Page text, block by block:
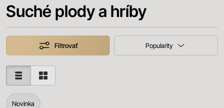
Suché plody a hríby
Filtrovať Popularity
Novinka